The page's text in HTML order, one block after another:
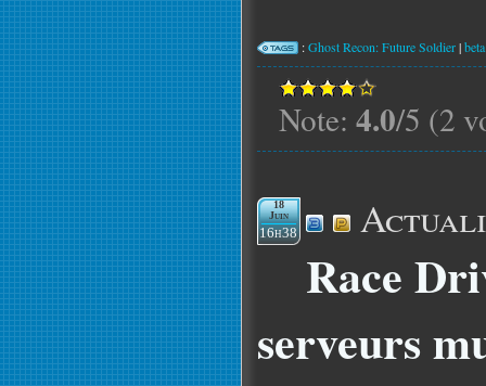
:Ghost Recon: Future Soldier|beta
Note: 4.0/5 (2
18
Juin
16h38
Race
serveurs